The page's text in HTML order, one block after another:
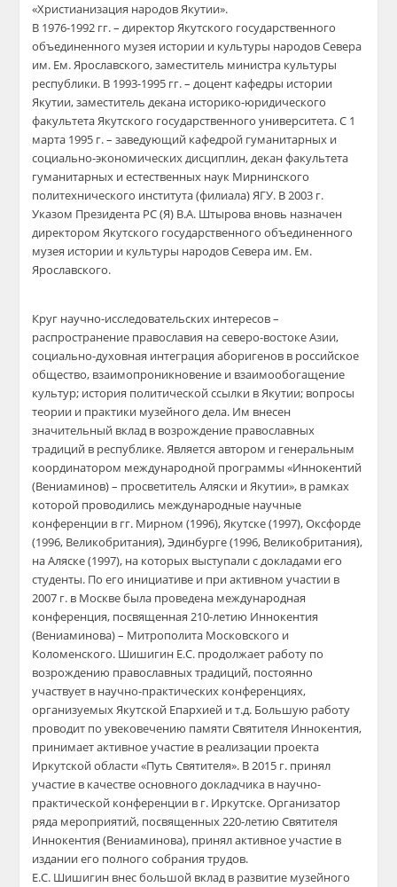
«Христианизация народов Якутии».
​В 1976-1992 гг. – директор Якутского государственного
объединенного музея истории и культуры народов Севера
им. Ем. Ярославского, заместитель министра культуры
республики. В 1993-1995 гг. – доцент кафедры истории
Якутии, заместитель декана историко-юридического
факультета Якутского государственного университета. С 1
марта 1995 г. – заведующий кафедрой гуманитарных и
социально-экономических дисциплин, декан факультета
гуманитарных и естественных наук Мирнинского
политехнического института (филиала) ЯГУ. В 2003 г.
Указом Президента РС (Я) В.А. Штырова вновь назначен
директором Якутского государственного объединенного
музея истории и культуры народов Севера им. Ем.
Ярославского.
​Круг научно-исследовательских интересов –
распространение православия на северо-востоке Азии,
социально-духовная интеграция аборигенов в российское
общество, взаимопроникновение и взаимообогащение
культур; история политической ссылки в Якутии; вопросы
теории и практики музейного дела. Им внесен
значительный вклад в возрождение православных
традиций в республике. Является автором и генеральным
координатором международной программы «Иннокентий
(Вениаминов) – просветитель Аляски и Якутии», в рамках
которой проводились международные научные
конференции в гг. Мирном (1996), Якутске (1997), Оксфорде
(1996, Великобритания), Эдинбурге (1996, Великобритания),
на Аляске (1997), на которых выступали с докладами его
студенты. По его инициативе и при активном участии в
2007 г. в Москве была проведена международная
конференция, посвященная 210-летию Иннокентия
(Вениаминова) – Митрополита Московского и
Коломенского. Шишигин Е.С. продолжает работу по
возрождению православных традиций, постоянно
участвует в научно-практических конференциях,
организуемых Якутской Епархией и т.д. Большую работу
проводит по увековечению памяти Святителя Иннокентия,
принимает активное участие в реализации проекта
Иркутской области «Путь Святителя». В 2015 г. принял
участие в качестве основного докладчика в научно-
практической конференции в г. Иркутске. Организатор
ряда мероприятий, посвященных 220-летию Святителя
Иннокентия (Вениаминова), принял активное участие в
издании его полного собрания трудов.
​Е.С. Шишигин внес большой вклад в развитие музейного